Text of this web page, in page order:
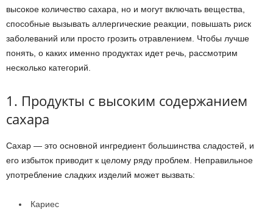
высокое количество сахара, но и могут включать вещества,
способные вызывать аллергические реакции, повышать риск
заболеваний или просто грозить отравлением. Чтобы лучше
понять, о каких именно продуктах идет речь, рассмотрим
несколько категорий.
1. Продукты с высоким содержанием
сахара
Сахар — это основной ингредиент большинства сладостей, и
его избыток приводит к целому ряду проблем. Неправильное
употребление сладких изделий может вызвать:
Кариес